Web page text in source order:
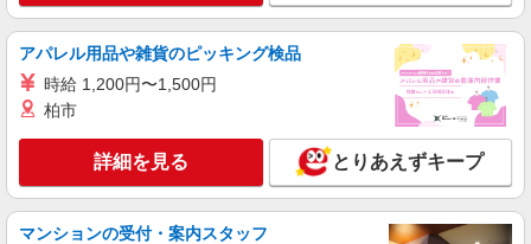
キープ 詳細を見る
アルバイト パート
すき家 東久留米下里店
すき家の店舗スタッフ（接客・調理・清掃な
ど）
時給1,600円
東京都東久留米市下里2-6-7
アパレル用品や雑貨のピッキング検品
時給 1,200円〜1,500円
柏市
詳細を見る とりあえずキープ
マンションの受付・案内スタッフ